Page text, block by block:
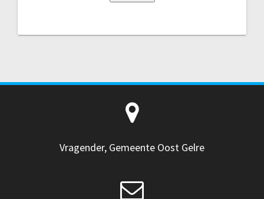
Vragender, Gemeente Oost Gelre